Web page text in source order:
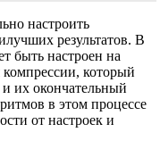
настроить
результатов. В
быть настроен на
компрессии, который
их окончательный
в этом процессе
от настроек и